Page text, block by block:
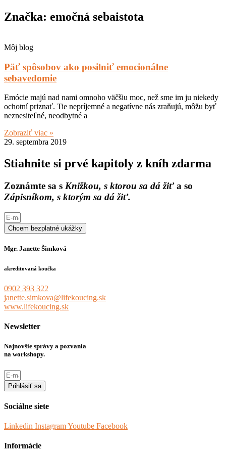
Značka: emočná sebaistota
Môj blog
Päť spôsobov ako posilniť emocionálne
sebavedomie
Emócie majú nad nami omnoho väčšiu moc, než sme im ju niekedy
ochotní priznať. Tie nepríjemné a negatívne nás zraňujú, môžu byť
neznesiteľné, neodbytné a
Zobraziť viac »
29. septembra 2019
Stiahnite si prvé kapitoly z kníh zdarma
Zoznámte sa s Knižkou, s ktorou sa dá žiťa so
Zápisníkom, s ktorým sa dá žiť.
Chcem bezplatné ukážky
Mgr. Janette Šimková
akreditovaná koučka
0902 393 322
janette.simkova@lifekoucing.sk
www.lifekoucing.sk
Newsletter
Najnovšie správy a pozvania
na workshopy.
Prihlásiť sa
Sociálne siete
Linkedin InstagramYoutube Facebook
Informácie